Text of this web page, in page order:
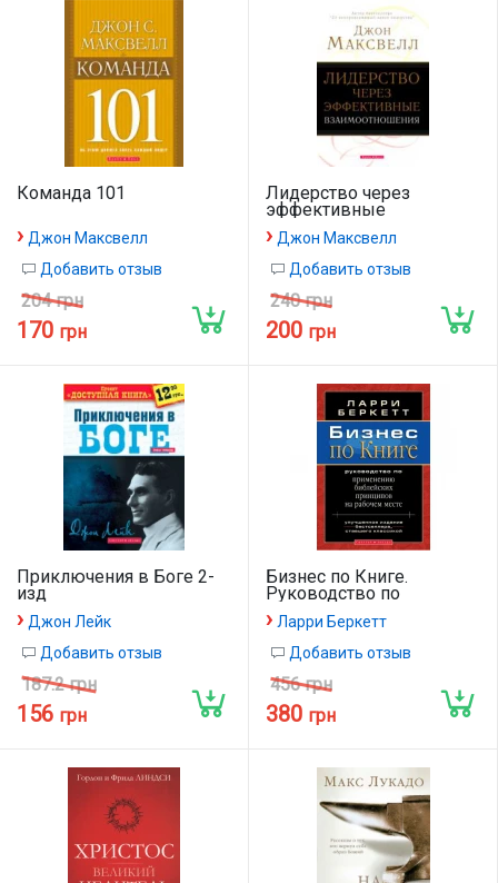
Команда 101
› Джон Максвелл
Добавить отзыв
204 грн
170 грн
Лидерство через
эффективные
взаимоотношения 4-изд
› Джон Максвелл
Добавить отзыв
240 грн
200 грн
Приключения в Боге 2-
изд
› Джон Лейк
Добавить отзыв
187.2 грн
156 грн
Бизнес по Книге.
Руководство по
применению библейских
принципов на рабочем
месте.
› Ларри Беркетт
Добавить отзыв
456 грн
380 грн